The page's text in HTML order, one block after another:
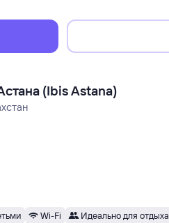
(Ibis Astana)
Wi-Fi Идеально для